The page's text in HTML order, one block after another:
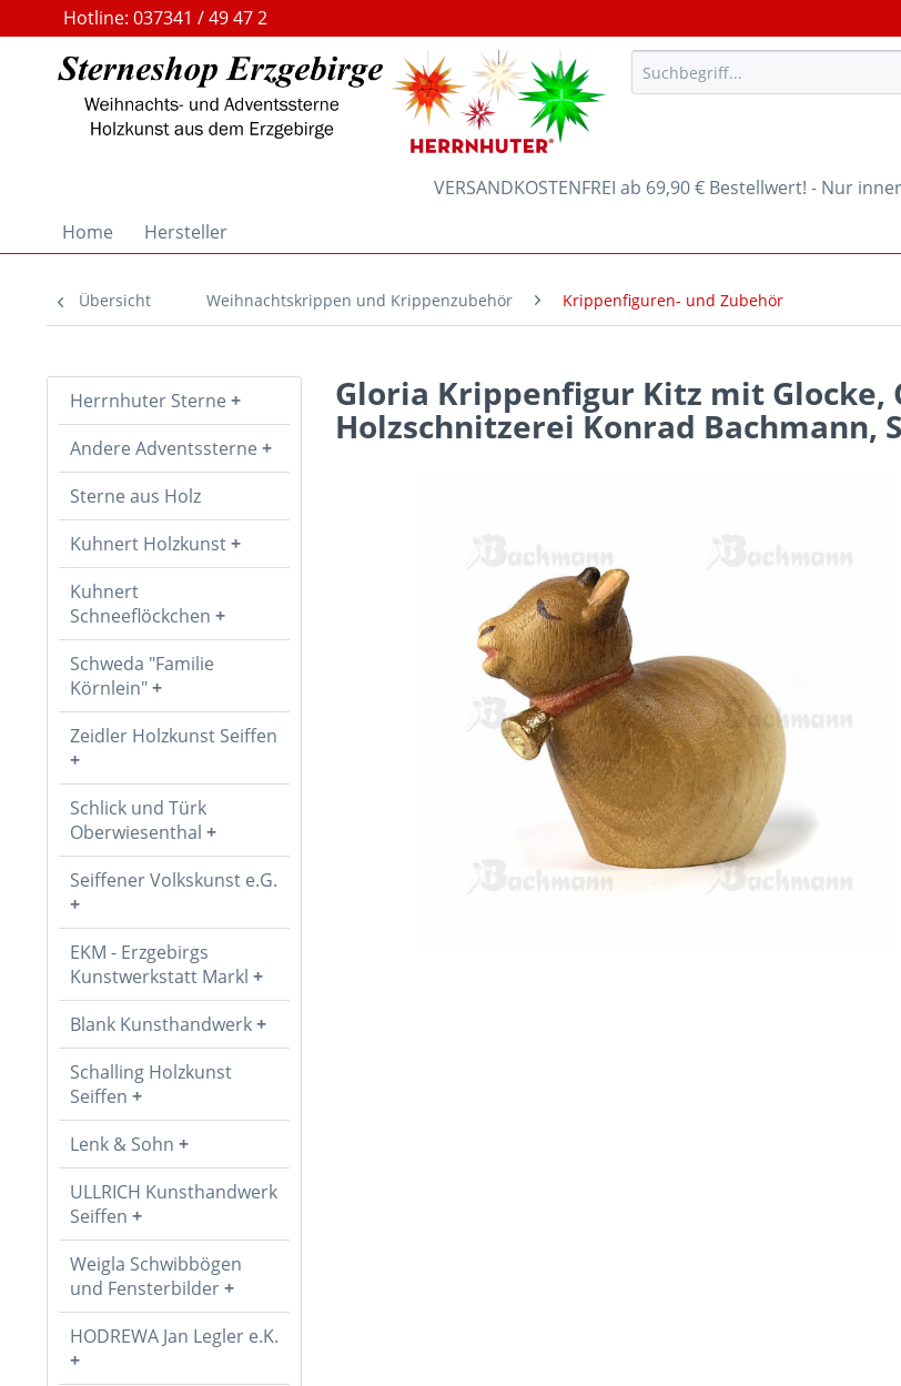
Hotline: 037341 / 49 47 2
VERSANDKOSTENFREI ab 69,90 € Bestellwert! - Nur
Home
Hersteller
Übersicht Weihnachtskrippen und Krippenzubehör Krippenfiguren- und Zubehör
Herrnhuter Sterne
Andere Adventssterne
Sterne aus Holz
Kuhnert Holzkunst
Kuhnert
Schneeflöckchen
Schweda "Familie
Körnlein"
Zeidler Holzkunst Seiffen
Schlick und Türk
Oberwiesenthal
Seiffener Volkskunst e.G.
EKM - Erzgebirgs
Kunstwerkstatt Markl
Blank Kunsthandwerk
Schalling Holzkunst
Seiffen
Lenk & Sohn
ULLRICH Kunsthandwerk
Seiffen
Weigla Schwibbögen
und Fensterbilder
HODREWA Jan Legler e.K.
Gloria Krippenfigur Kitz mit Glocke,
Holzschnitzerei Konrad Bachmann,